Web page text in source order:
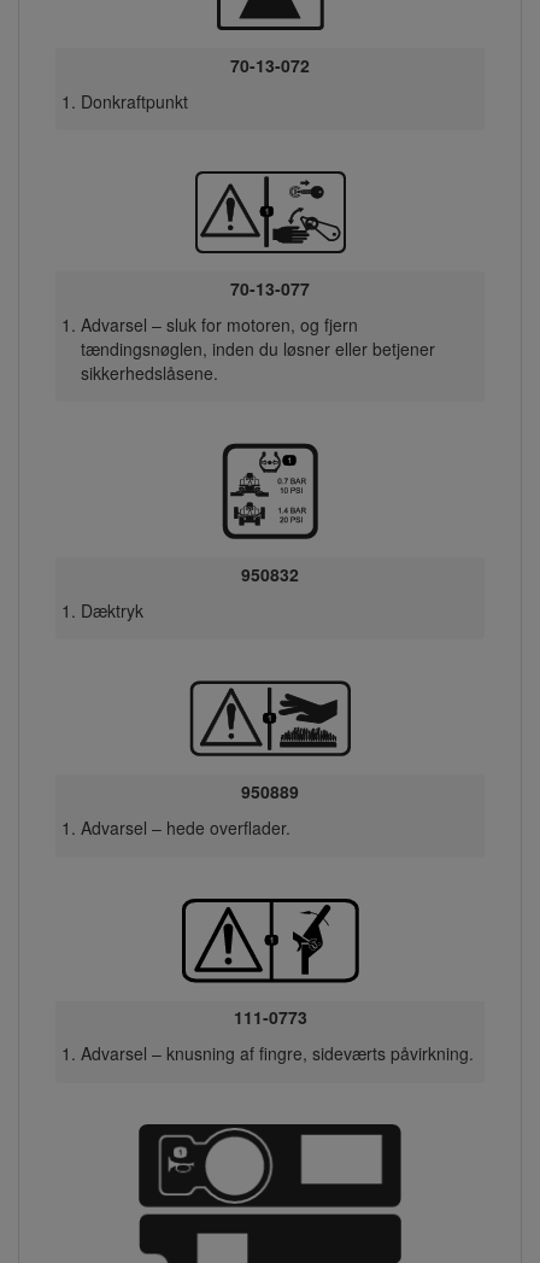
70-13-072
Donkraftpunkt
70-13-077
Advarsel – sluk for motoren, og fjern
tændingsnøglen, inden du løsner eller betjener
sikkerhedslåsene.
950832
Dæktryk
950889
Advarsel – hede overflader.
111-0773
Advarsel – knusning af fingre, sideværts påvirkning.